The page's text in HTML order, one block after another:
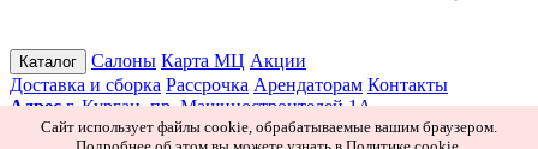
Каталог Салоны Карта МЦ Акции
Доставка и сборка Рассрочка Арендаторам Контакты
Адрес г. Курган, пр. Машиностроителей 1А
Режим работы Пн–Пт 10:00–19:30 Сб 10:00–19:00 Вс 10:00–
Сайт использует файлы cookie, обрабатываемые вашим браузером.